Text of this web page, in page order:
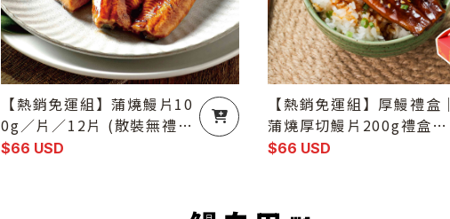
【熱銷免運組】蒲燒鰻片10
0g／片／12片 (散裝無禮
盒）
$66 USD
【熱銷免運組】厚鰻禮盒｜
蒲燒厚切鰻片200g禮盒（7
片入／盒）
$66 USD